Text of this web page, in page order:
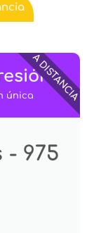
única
- 975
A DISTANCIA